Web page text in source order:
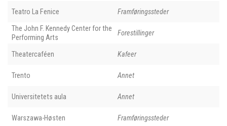
Teatro La Fenice Framføringssteder
The John F. Kennedy Center for the
Performing Arts
Forestillinger
Theatercaféen Kafeer
Trento Annet
Universitetets aula Annet
Warszawa-Høsten Framføringssteder